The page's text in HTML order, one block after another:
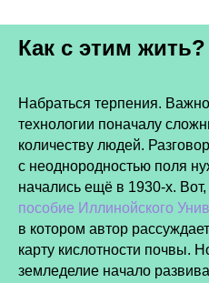
Как с этим жить?
Набраться терпения.
технологии поначалу
количеству людей.
с неоднородностью поля
начались ещё в 1930-х.
пособие Иллинойского
в котором автор
карту кислотности почвы.
земледелие начало